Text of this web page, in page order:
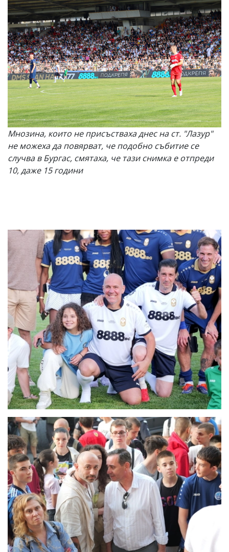
Мнозина, които не присъстваха днес на ст. "Лазур"
не можеха да повярват, че подобно събитие се
случва в Бургас, смятаха, че тази снимка е отпреди
10, даже 15 години